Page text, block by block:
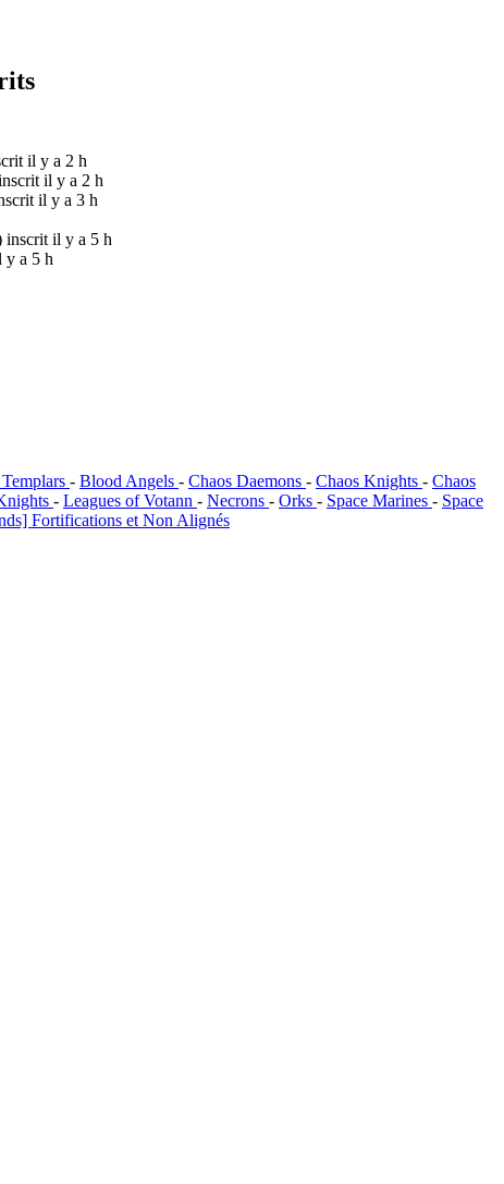
il y a 2 h
il y a 2 h
il y a 3 h
inscrit il y a 5 h
y a 5 h
- Blood Angels - Chaos Daemons - Chaos Knights - Chaos
- Leagues of Votann - Necrons - Orks - Space Marines - Space
Fortifications et Non Alignés